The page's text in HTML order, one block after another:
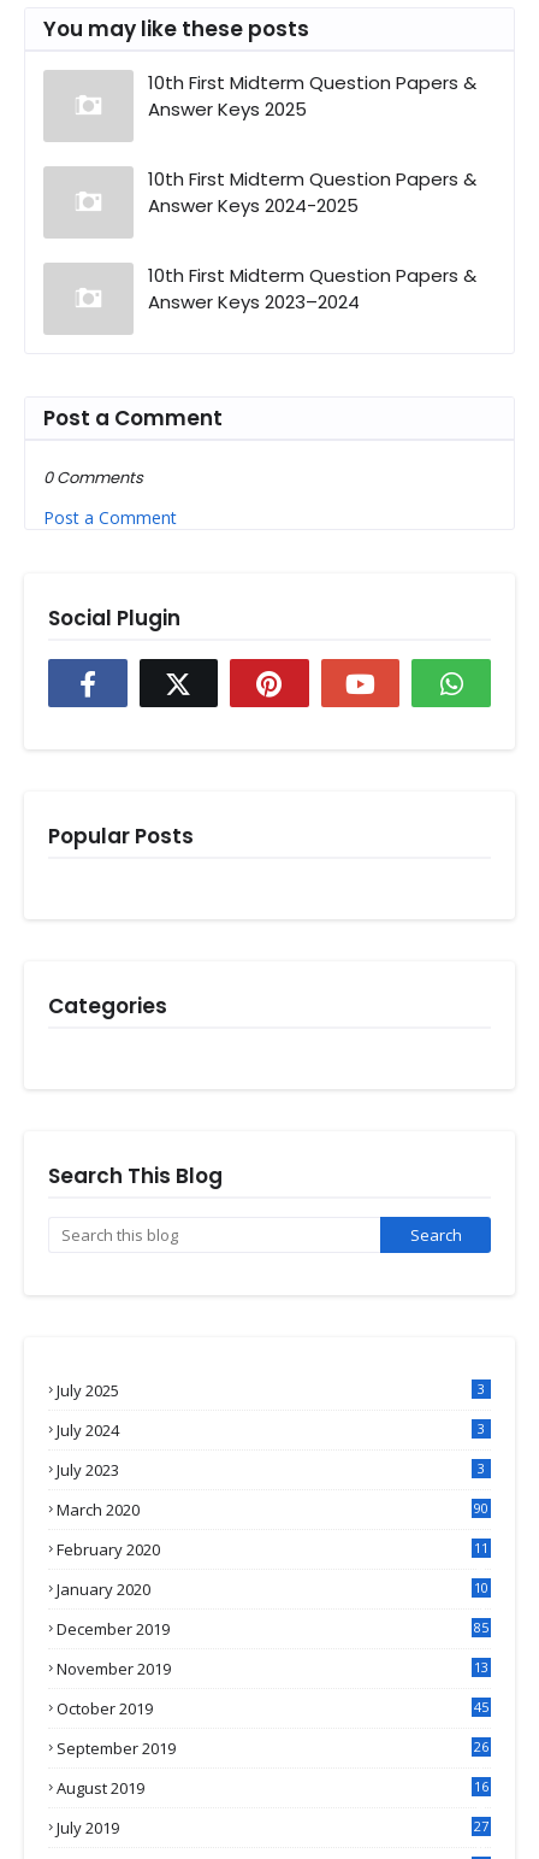
You may like these posts
10th First Midterm Question Papers &
Answer Keys 2025
10th First Midterm Question Papers &
Answer Keys 2024-2025
10th First Midterm Question Papers &
Answer Keys 2023–2024
Post a Comment
0 Comments
Post a Comment
Social Plugin
Popular Posts
Categories
Search This Blog
July 2025 3
July 2024 3
July 2023 3
March 2020 90
February 2020
11
January 2020
10
December 2019 85
November 2019
13
October 2019 45
September 2019
26
August 2019
16
July 2019
27